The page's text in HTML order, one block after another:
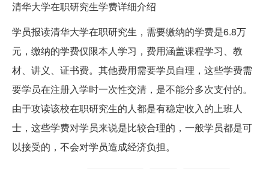
清华大学在职研究生学费详细介绍
学员报读清华大学在职研究生，需要缴纳的学费是6.8万
元，缴纳的学费仅限本人学习，费用涵盖课程学习、教
材、讲义、证书费。其他费用需要学员自理，这些学费需
要学员在注册入学时一次性交清，是不能分多次支付的。
由于攻读该校在职研究生的人都是有稳定收入的上班人
士，这些学费对学员来说是比较合理的，一般学员都是可
以接受的，不会对学员造成经济负担。